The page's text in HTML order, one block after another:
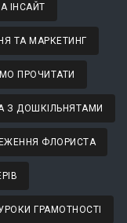
ІНСАЙТ
ТА МАРКЕТИНГ
ПРОЧИТАТИ
З ДОШКІЛЬНЯТАМИ
ФЛОРИСТА
ГРАМОТНОСТІ